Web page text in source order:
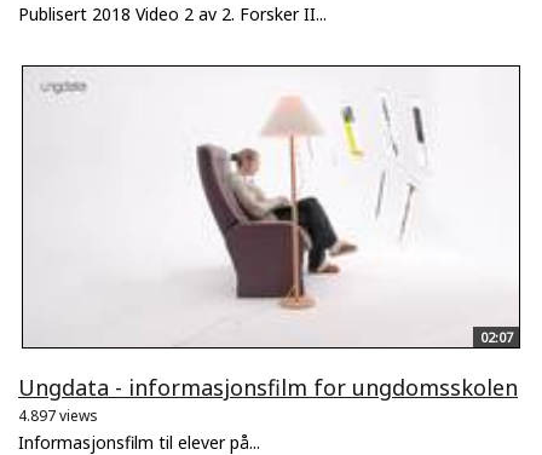
Publisert 2018 Video 2 av 2. Forsker II...
02:07
Ungdata - informasjonsfilm for ungdomsskolen
4.897 views
Informasjonsfilm til elever på...